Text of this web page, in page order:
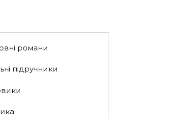
романи
підручники